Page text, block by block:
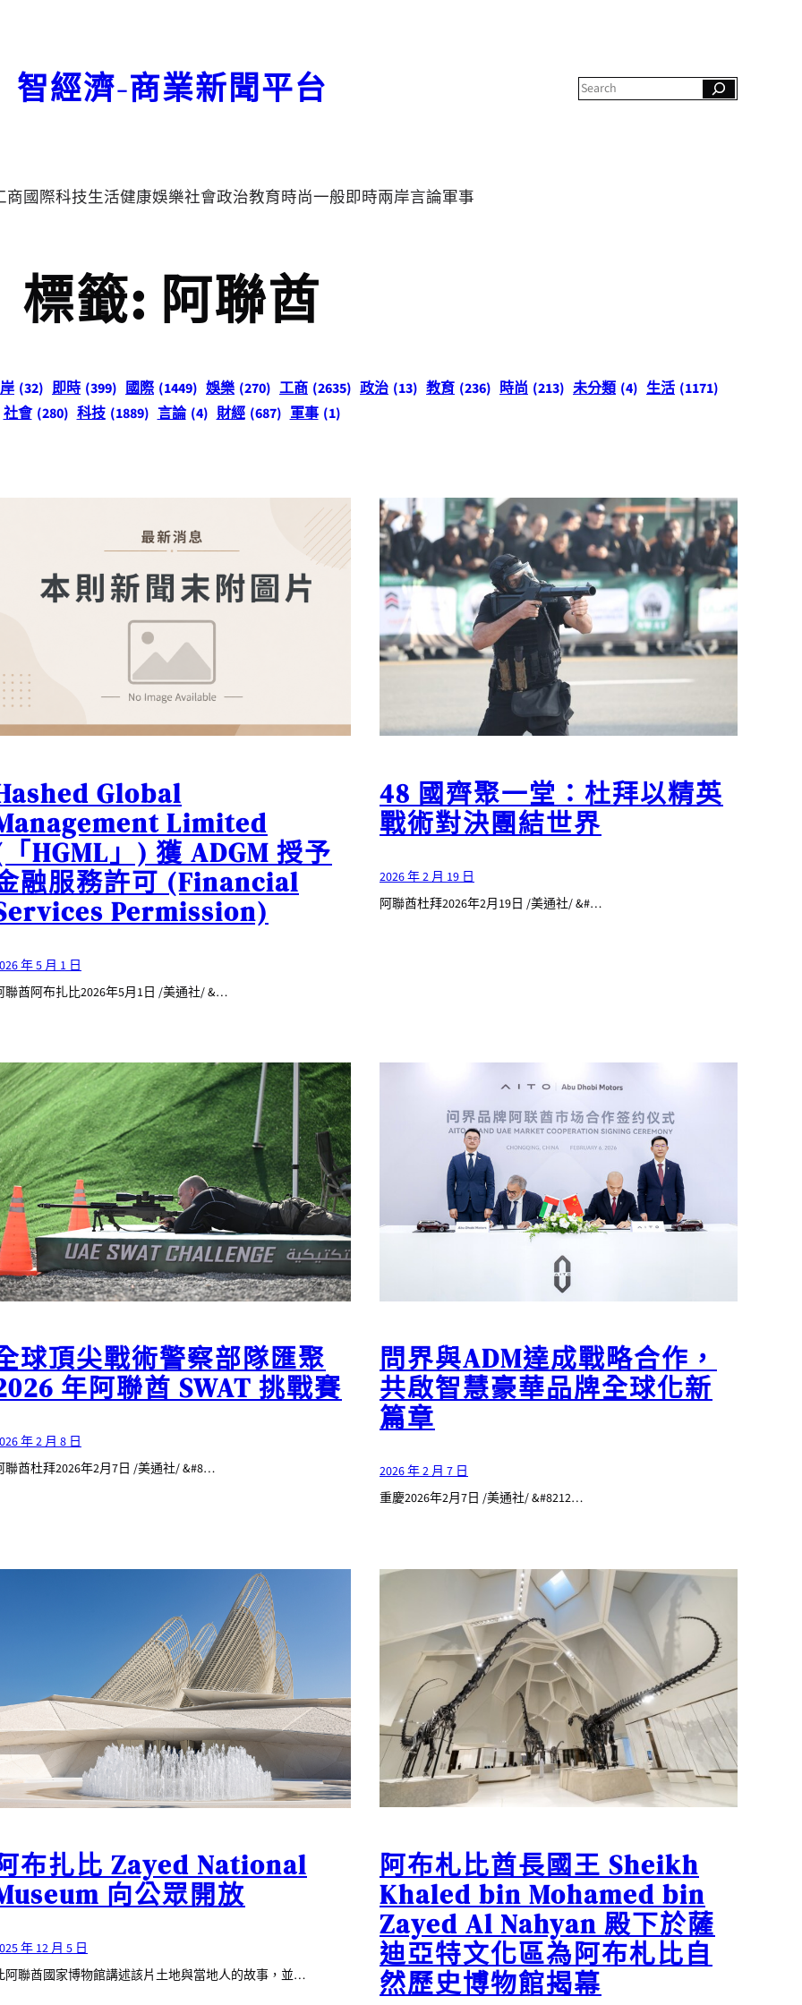
智經濟-商業新聞平台
c
商國際科技生活健康娛樂社會政治教育時尚一般即時兩岸言論軍事
標籤: 阿聯酋
(32) 即時 (399) 國際 (1449) 娛樂 (270) 工商 (2635) 政治 (13) 教育 (236) 時尚 (213) 未分類 (4) 生活 (1171)
社會 (280) 科技 (1889) 言論 (4) 財經 (687) 軍事 (1)
Global
Limited
HGML」) 獲 ADGM 授予
融服務許可 (Financial
Permission)
年 5 月 1 日
聯酋阿布扎比2026年5月1日 /美通社/ &…
48 國齊聚一堂：杜拜以精英
戰術對決團結世界
2026 年 2 月 19 日
阿聯酋杜拜2026年2月19日 /美通社/ &#…
球頂尖戰術警察部隊匯聚
年阿聯酋 SWAT 挑戰賽
年 2 月 8 日
聯酋杜拜2026年2月7日 /美通社/ &#8…
問界與ADM達成戰略合作，
共啟智慧豪華品牌全球化新
篇章
2026 年 2 月 7 日
重慶2026年2月7日 /美通社/ &#8212…
布扎比 Zayed National
向公眾開放
年 12 月 5 日
阿聯酋國家博物館講述該片土地與當地人的故事，並…
阿布札比酋長國王 Sheikh
Khaled bin Mohamed bin
Zayed Al Nahyan 殿下於薩
迪亞特文化區為阿布札比自
然歷史博物館揭幕